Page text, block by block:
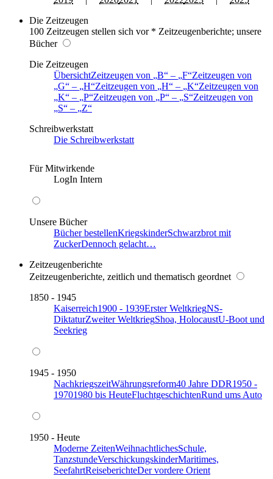
Die Zeitzeugen
100 Zeitzeugen stellen sich vor * Zeitzeugenberichte; unsere
Bücher
Die Zeitzeugen
ÜbersichtZeitzeugen von B – F Zeitzeugen von
G
– H Zeitzeugen von H – K Zeitzeugen von
K
– P Zeitzeugen von P – S Zeitzeugen von
S
–
Z
Schreibwerkstatt
Die Schreibwerkstatt
Für Mitwirkende
LogIn Intern
Unsere Bücher
Bücher bestellenKriegskinderSchwarzbrot mit
ZuckerDennoch gelacht…
Zeitzeugenberichte
Zeitzeugenberichte, zeitlich und thematisch geordnet
1850 - 1945
Kaiserreich1900 - 1939Erster WeltkriegNS-
DiktaturZweiter WeltkriegShoa, HolocaustU-Boot und
Seekrieg
1945 - 1950
NachkriegszeitWährungsreform40 Jahre DDR1950 -
19701980 bis HeuteFluchtgeschichtenRund ums Auto
1950 - Heute
Moderne ZeitenWeihnachtlichesSchule,
TanzstundeVerschickungskinderMaritimes,
SeefahrtReiseberichteDer vordere Orient